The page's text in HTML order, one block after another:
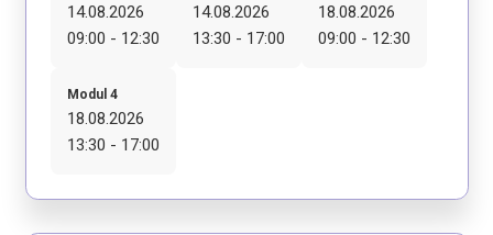
14.08.2026
09:00 - 12:30
14.08.2026
13:30 - 17:00
18.08.2026
09:00 - 12:30
Modul 4
18.08.2026
13:30 - 17:00